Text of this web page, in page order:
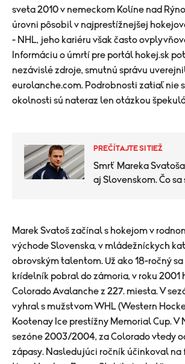
sveta 2010 v nemeckom Kolíne nad
úrovni pôsobil v najprestížnejšej
- NHL, jeho kariéru však často
Informáciu o úmrtí pre portál hokej.sk
nezávislé zdroje, smutnú správu
eurolanche.com. Podrobnosti zatiaľ nie
okolnosti sú nateraz len otázkou
PREČÍTAJTE SI TIEŽ
Smrť Mareka
aj Slovenskom. Čo
​Marek Svatoš začínal s hokejom v
východe Slovenska, v mládežníckych
obrovským talentom. Už ako 18-ročný
krídelník pobral do zámoria, v roku 2001
Colorado Avalanche z 227. miesta. V
vyhral s mužstvom WHL (Western
Kootenay Ice prestížny Memorial Cup. V
sezóne 2003/2004, za Colorado vtedy
zápasy. Nasledujúci ročník účinkoval na